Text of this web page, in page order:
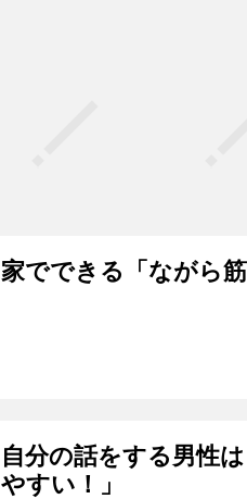
家でできる「ながら
自分の話をする男性
やすい！」